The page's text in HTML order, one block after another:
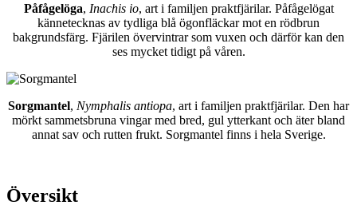
Påfågelöga, Inachis io, art i familjen praktfjärilar. Påfågelögat
kännetecknas av tydliga blå ögonfläckar mot en rödbrun
bakgrundsfärg. Fjärilen övervintrar som vuxen och därför kan den
ses mycket tidigt på våren.
Sorgmantel, Nymphalis antiopa, art i familjen praktfjärilar. Den har
mörkt sammetsbruna vingar med bred, gul ytterkant och äter bland
annat sav och rutten frukt. Sorgmantel finns i hela Sverige.
Översikt